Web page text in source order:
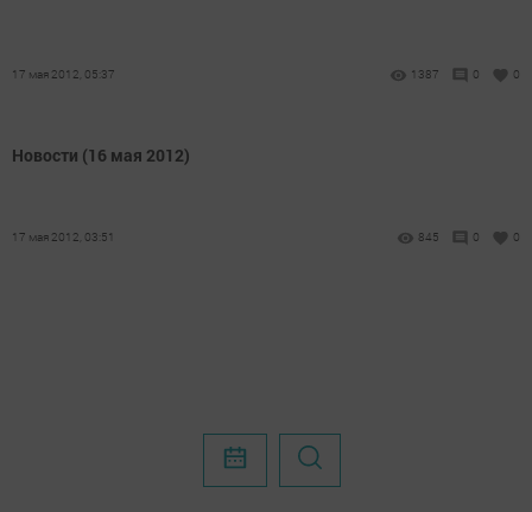
17 мая 2012, 05:37 1387 0 0
Новости (16 мая 2012)
17 мая 2012, 03:51 845 0 0